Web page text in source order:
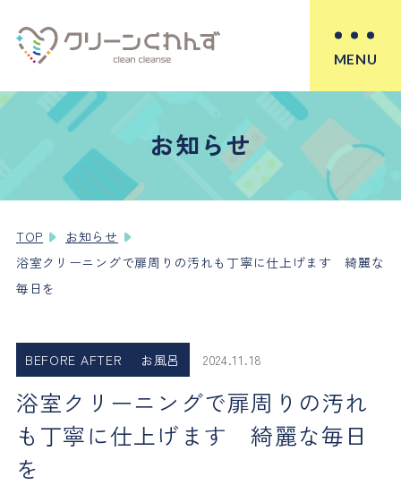
MENU
お知らせ
TOP
お知らせ
浴室クリーニングで扉周りの汚れも丁寧に仕上げます 綺麗な
毎日を
BEFORE AFTER お風呂 2024.11.18
浴室クリーニングで扉周りの汚れ
も丁寧に仕上げます 綺麗な毎日
を